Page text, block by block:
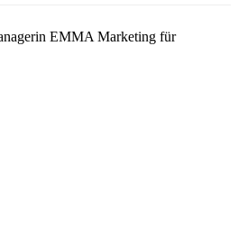
EMMA Marketing für